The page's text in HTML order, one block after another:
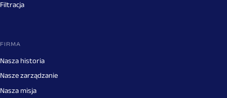
Filtracja
FIRMA
Nasza historia
Nasze zarządzanie
Nasza misja